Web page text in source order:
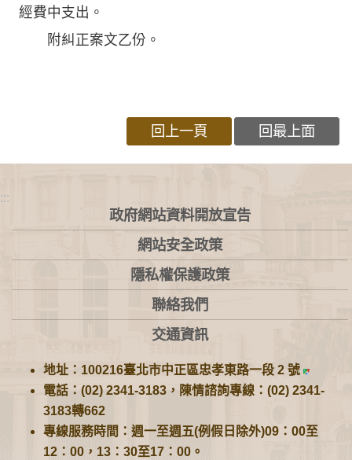
經費中支出。
附糾正案文乙份。
回上一頁 回最上面
:::
政府網站資料開放宣告
網站安全政策
隱私權保護政策
聯絡我們
交通資訊
地址：100216臺北市中正區忠孝東路一段 2 號
電話：(02) 2341-3183，陳情諮詢專線：(02) 2341-
3183轉662
專線服務時間：週一至週五(例假日除外)09：00至
12：00，13：30至17：00。